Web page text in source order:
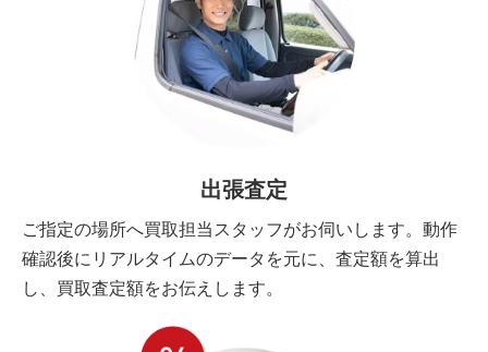
出張査定
ご指定の場所へ買取担当スタッフがお伺いします。動作
確認後にリアルタイムのデータを元に、査定額を算出
し、買取査定額をお伝えします。